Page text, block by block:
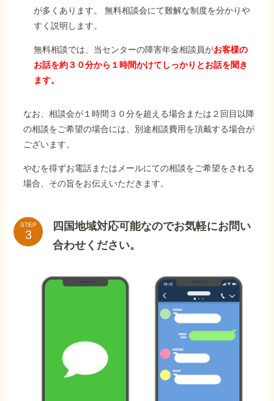
が多くあります。 無料相談会にて難解な制度を分かりや
すく説明します。
無料相談では、当センターの障害年金相談員がお客様の
お話を約３０分から１時間かけてしっかりとお話を聞き
ます。
なお、相談会が１時間３０分を超える場合または２回目以降
の相談をご希望の場合には、別途相談費用を頂戴する場合が
ございます。
やむを得ずお電話またはメールにての相談をご希望をされる
場合、その旨をお伝えいただきます。
STEP
四国地域対応可能なのでお気軽にお問い
合わせください。